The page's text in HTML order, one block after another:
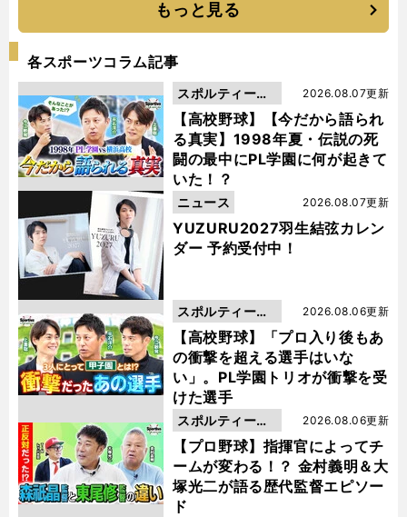
もっと見る
各スポーツコラム記事
【高校野球】【今だから語られ
る真実】1998年夏・伝説の死
闘の最中にPL学園に何が起きて
いた！？
2026.08.07更新
スポルティーバ
動画
YUZURU2027羽生結弦カレン
ダー 予約受付中！
2026.08.07更新
ニュース
【高校野球】「プロ入り後もあ
の衝撃を超える選手はいな
い」。PL学園トリオが衝撃を受
けた選手
2026.08.06更新
スポルティーバ
動画
【プロ野球】指揮官によってチ
ームが変わる！？ 金村義明＆大
塚光二が語る歴代監督エピソー
ド
2026.08.06更新
スポルティーバ
動画